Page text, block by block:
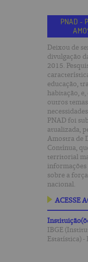
PNAD -
Deixou de
divulgação
2015.
educação,
habitação,
outros
PNAD foi
atualizada,
Amostra de
Contínua,
territorial
sobre a
nacional.
ACESSE
IBGE
Estatística) -